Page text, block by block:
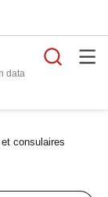
data
consulaires